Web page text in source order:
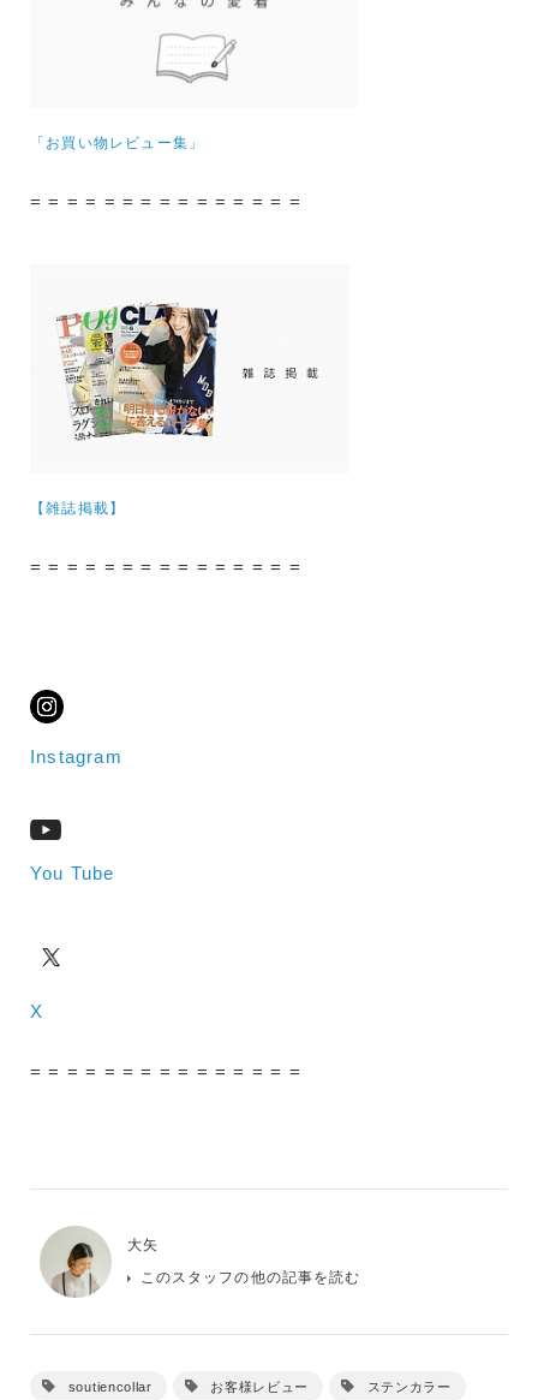
「お買い物レビュー集」
= = = = = = = = = = = = = = =
【雑誌掲載】
= = = = = = = = = = = = = = =
Instagram
You Tube
X
= = = = = = = = = = = = = = =
大矢
このスタッフの他の記事を読む
soutiencollar お客様レビュー ステンカラー